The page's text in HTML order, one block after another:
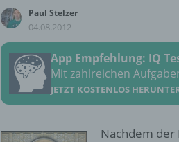
Paul Stelzer
04.08.2012
App Empfehlung: IQ
Mit zahlreichen
JETZT KOSTENLOS
Nachdem der